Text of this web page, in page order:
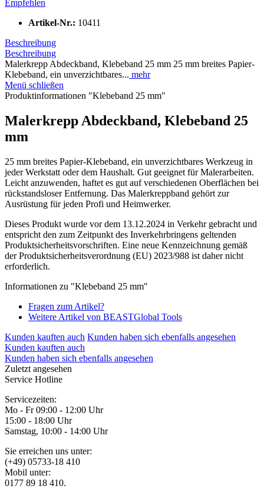
Empfehlen
Artikel-Nr.: 10411
Beschreibung
Beschreibung
Malerkrepp Abdeckband, Klebeband 25 mm 25 mm breites Papier-
Klebeband, ein unverzichtbares... mehr
Menü schließen
Produktinformationen "Klebeband 25 mm"
Malerkrepp Abdeckband, Klebeband 25
mm
25 mm breites Papier-Klebeband, ein unverzichtbares Werkzeug in
jeder Werkstatt oder dem Haushalt. Gut geeignet für Malerarbeiten.
Leicht anzuwenden, haftet es gut auf verschiedenen Oberflächen bei
rückstandsloser Entfernung. Das Malerkreppband gehört zur
Ausrüstung für jeden Profi und Heimwerker.
Dieses Produkt wurde vor dem 13.12.2024 in Verkehr gebracht und
entspricht den zum Zeitpunkt des Inverkehrbringens geltenden
Produktsicherheitsvorschriften. Eine neue Kennzeichnung gemäß
der Produktsicherheitsverordnung (EU) 2023/988 ist daher nicht
erforderlich.
Informationen zu "Klebeband 25 mm"
Fragen zum Artikel?
Weitere Artikel von BEASTGlobal Tools
Kunden kauften auch Kunden haben sich ebenfalls angesehen
Kunden kauften auch
Kunden haben sich ebenfalls angesehen
Zuletzt angesehen
Service Hotline
Servicezeiten:
Mo - Fr 09:00 - 12:00 Uhr
15:00 - 18:00 Uhr
Samstag, 10:00 - 14:00 Uhr
Sie erreichen uns unter:
(+49) 05733-18 410
Mobil unter:
0177 89 18 410.